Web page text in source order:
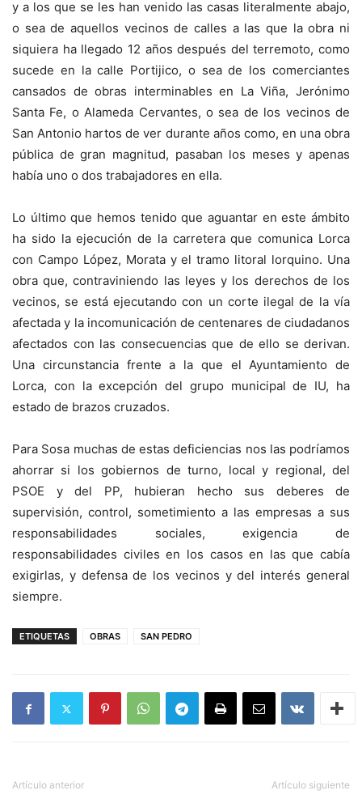
y a los que se les han venido las casas literalmente abajo,
o sea de aquellos vecinos de calles a las que la obra ni
siquiera ha llegado 12 años después del terremoto, como
sucede en la calle Portijico, o sea de los comerciantes
cansados de obras interminables en La Viña, Jerónimo
Santa Fe, o Alameda Cervantes, o sea de los vecinos de
San Antonio hartos de ver durante años como, en una obra
pública de gran magnitud, pasaban los meses y apenas
había uno o dos trabajadores en ella.
Lo último que hemos tenido que aguantar en este ámbito
ha sido la ejecución de la carretera que comunica Lorca
con Campo López, Morata y el tramo litoral lorquino. Una
obra que, contraviniendo las leyes y los derechos de los
vecinos, se está ejecutando con un corte ilegal de la vía
afectada y la incomunicación de centenares de ciudadanos
afectados con las consecuencias que de ello se derivan.
Una circunstancia frente a la que el Ayuntamiento de
Lorca, con la excepción del grupo municipal de IU, ha
estado de brazos cruzados.
Para Sosa muchas de estas deficiencias nos las podríamos
ahorrar si los gobiernos de turno, local y regional, del
PSOE y del PP, hubieran hecho sus deberes de
supervisión, control, sometimiento a las empresas a sus
responsabilidades sociales, exigencia de
responsabilidades civiles en los casos en las que cabía
exigirlas, y defensa de los vecinos y del interés general
siempre.
ETIQUETAS OBRAS SAN PEDRO
Artículo anterior Artículo siguiente